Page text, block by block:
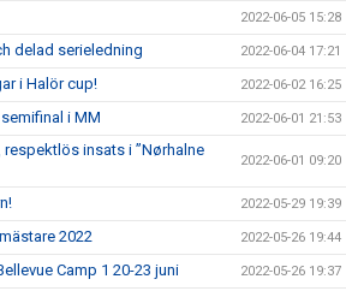
2022-06-05 15:28
delad serieledning 2022-06-04 17:21
i Halör cup! 2022-06-02 16:25
i MM 2022-06-01 21:53
respektlös insats i ”Nørhalne
2022-06-01 09:20
2022-05-29 19:39
2022 2022-05-26 19:44
Camp 1 20-23 juni 2022-05-26 19:37